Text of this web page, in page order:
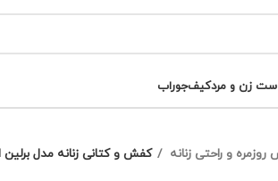
ست زن و مردکیفجوراب
و راحتی زنانه کفش و کتانی زنانه مدل برلین BERLIN رنگ مشکی سفید کد M600